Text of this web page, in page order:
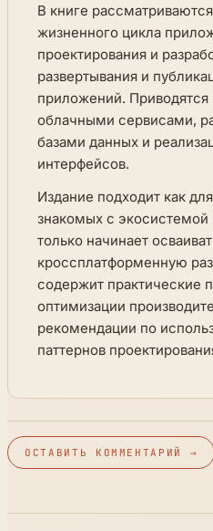
В книге
жизненного цикла
проектирования и
развертывания и
приложений.
облачными сервисами,
базами данных и
интерфейсов.
Издание подходит как
знакомых с экосистемой
только начинает
кроссплатформенную
содержит практические
оптимизации
рекомендации по
паттернов
ОСТАВИТЬ КОММЕНТАРИЙ →